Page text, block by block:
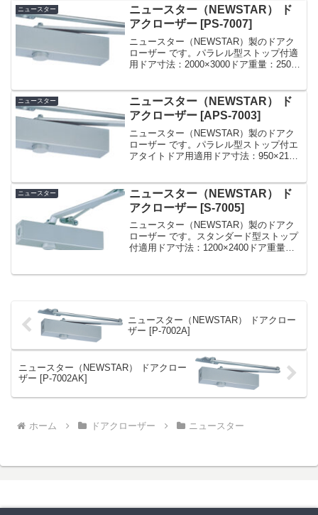
ラレル型 ストップなし ドアクローザ...
ニュースター
ニュースター（NEWSTAR） ド
アクローザー [PS-7007]
ニュースター（NEWSTAR）製のドアク
ローザー です。パラレル型ストップ付適
用ドア寸法：2000×3000ドア重量：250kg
ーザー 日本ドアーチェック...
ニュースター
ニュースター（NEWSTAR） ド
アクローザー [APS-7003]
ニュースター（NEWSTAR）製のドアク
ローザー です。パラレル型ストップ付エ
アタイトドア用適用ドア寸法：950×2100
レル型 ストップ付 ドアク...
ニュースター
ニュースター（NEWSTAR） ド
アクローザー [S-7005]
ニュースター（NEWSTAR）製のドアク
ローザー です。スタンダード型ストップ
付適用ドア寸法：1200×2400ドア重量：
ニュースター（NEWSTAR） ドアクロー
ザー [P-7002A]
ニュースター（NEWSTAR） ドアクロー
ザー [P-7002AK]
ホーム ドアクローザー ニュースター